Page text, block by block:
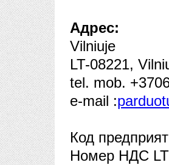
Адрес:
Vilniuje
LT-08221,
tel. mob.
e-mail :
Код
Номер НДС